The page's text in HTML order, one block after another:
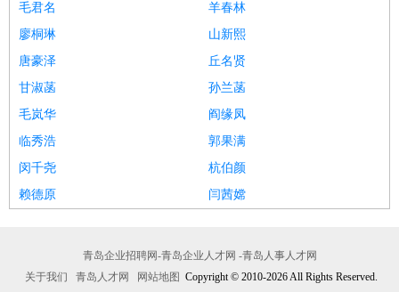
毛君名
羊春林
廖桐琳
山新熙
唐豪泽
丘名贤
甘淑菡
孙兰菡
毛岚华
阎缘凤
临秀浩
郭果满
闵千尧
杭伯颜
赖德原
闫茜嫦
青岛企业招聘网-青岛企业人才网 -青岛人事人才网
关于我们
青岛人才网 网站地图 Copyright © 2010-2026 All Rights Reserved.